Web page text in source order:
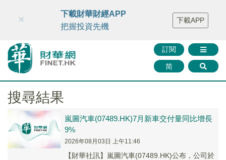
財華智庫網 FINTV FINMETA 財華證券 媒體矩陣
智庫沙龍
聯絡我們
訂閱
简
×
下載財華財經APP
把握投資先機
下載APP
搜尋結果
嵐圖汽車(07489.HK)7月新車交付量同比增長
9%
2026年08月03日 上午11:46
【財華社訊】嵐圖汽車(07489.HK)公布，公司於